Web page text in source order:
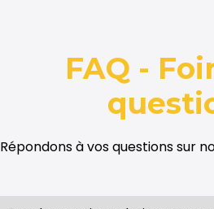
FAQ -
Répondons à vos questions sur